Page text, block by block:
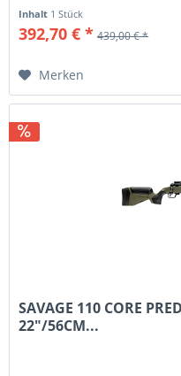
Inhalt 1 Stück
392,70 € * 439,00 € *
Merken
SAVAGE 110 CORE
22"/56CM...